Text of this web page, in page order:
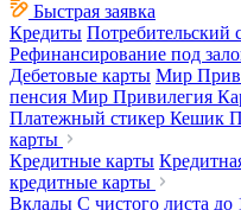
Быстрая заявка
Кредиты Потребительский
Рефинансирование под
Дебетовые карты Мир
пенсия Мир Привилегия
Платежный стикер Кешик
карты
Кредитные карты
кредитные карты
Вклады С чистого листа до